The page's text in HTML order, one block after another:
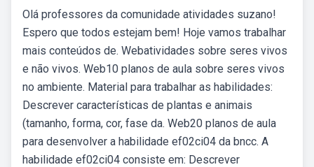
Olá professores da comunidade atividades suzano!
Espero que todos estejam bem! Hoje vamos trabalhar
mais conteúdos de. Webatividades sobre seres vivos
e não vivos. Web10 planos de aula sobre seres vivos
no ambiente. Material para trabalhar as habilidades:
Descrever características de plantas e animais
(tamanho, forma, cor, fase da. Web20 planos de aula
para desenvolver a habilidade ef02ci04 da bncc. A
habilidade ef02ci04 consiste em: Descrever